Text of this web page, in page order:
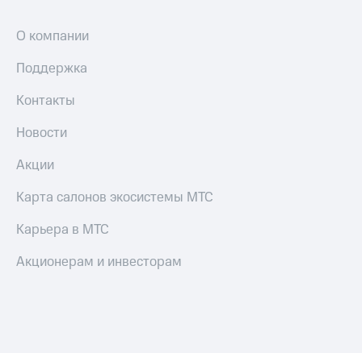
О компании
Поддержка
Контакты
Новости
Акции
Карта салонов экосистемы МТС
Карьера в МТС
Акционерам и инвесторам